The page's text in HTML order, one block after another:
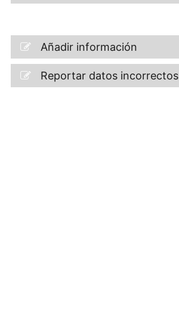
Añadir información
Reportar datos incorrectos